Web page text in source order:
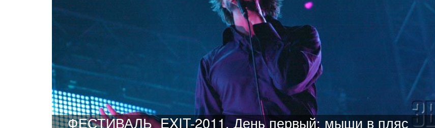
ФЕСТИВАЛЬ EXIT-2011. День первый: мыши в пляс